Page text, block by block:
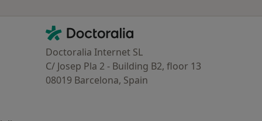
Contacto
Doctoralia - Página de inicio
Doctoralia Internet SL
C/ Josep Pla 2 - Building B2, floor 13
08019 Barcelona, Spain